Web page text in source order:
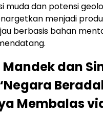
muda dan potensi
menjadi
berbasis bahan
dan
Membalas